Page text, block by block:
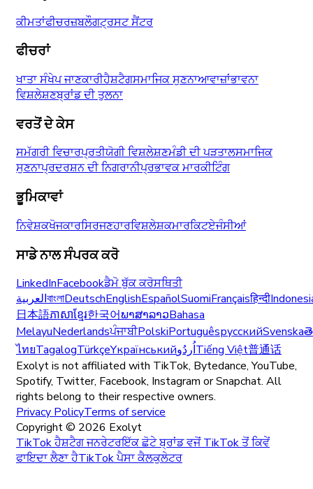
ਕੀਮਤਾਂਫੀਚਰਜ਼ਬਲੌਗਟ੍ਰਸਟ ਸੈਂਟਰ
ਫੀਚਰਾਂ
ਖਾਤਾ ਸੰਖੇਪ ਜਾਣਕਾਰੀਹੈਸ਼ਟੈਗਸਮਾਜਿਕ ਸੁਣਨਾਆਵਾਜ਼ਾਂਭਾਵਨਾ
ਵਿਸ਼ਲੇਸ਼ਣਬ੍ਰਾਂਡ ਦੀ ਤੁਲਨਾ
ਵਰਤੋਂ ਦੇ ਕੇਸ
ਸਮੱਗਰੀ ਵਿਚਾਰਪ੍ਰਤੀਯੋਗੀ ਵਿਸ਼ਲੇਸ਼ਣਮੰਡੀ ਦੀ ਪੜਤਾਲਸਮਾਜਿਕ
ਸੁਣਨਾਪ੍ਰਦਰਸ਼ਨ ਦੀ ਨਿਗਰਾਨੀਪ੍ਰਭਾਵਕ ਮਾਰਕੀਟਿੰਗ
ਭੂਮਿਕਾਵਾਂ
ਨਿਵੇਸ਼ਕਖੋਜਕਾਰਸਿਰਜਣਹਾਰਵਿਸ਼ਲੇਸ਼ਕਮਾਰਕਿਟਏਜੰਸੀਆਂ
ਸਾਡੇ ਨਾਲ ਸੰਪਰਕ ਕਰੋ
LinkedInFacebookਡੈਮੋ ਬੁੱਕ ਕਰੋਸਥਿਤੀ
العربيةবাংলাDeutschEnglishEspañolSuomiFrançaisहिन्दी
日本語ភាសាខ្មែរ한국어ພາສາລາວBahasa
MelayuNederlandsਪੰਜਾਬੀPolskiPortuguêsрусскийSvenska
ไทยTagalogTürkçeYкраїнськийاُردُوTiếng Việt普通话
Exolyt is not affiliated with TikTok, Bytedance, YouTube,
Spotify, Twitter, Facebook, Instagram or Snapchat. All
rights belong to their respective owners.
Privacy PolicyTerms of service
Copyright © 2026 Exolyt
TikTok ਹੈਸ਼ਟੈਗ ਜਨਰੇਟਰਇੱਕ ਛੋਟੇ ਬ੍ਰਾਂਡ ਵਜੋਂ TikTok ਤੋਂ ਕਿਵੇਂ
ਫਾਇਦਾ ਲੈਣਾ ਹੈTikTok ਪੈਸਾ ਕੈਲਕੁਲੇਟਰ